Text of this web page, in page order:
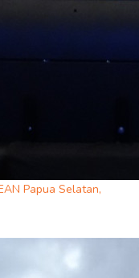
Papua Selatan,